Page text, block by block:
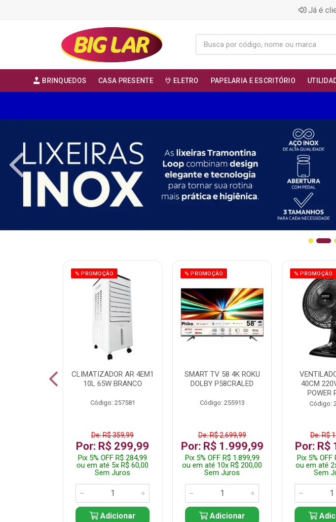
Já é
BRINQUEDOS CASA PRESENTE ELETRO PAPELARIA E ESCRITÓRIO
% PROMOÇÃO
CLIMATIZADOR AR 4EM1
10L 65W BRANCO
Código: 257581
De: R$ 359,99
Por: R$ 299,99
Pix 5% OFF R$ 284,99
ou em até 5x R$ 60,00
Sem Juros
Adicionar
% PROMOÇÃO
SMART TV 58 4K ROKU
DOLBY P58CRALED
Código: 255913
De: R$ 2.699,99
Por: R$ 1.999,99
Pix 5% OFF R$ 1.899,99
ou em até 10x R$ 200,00
Sem Juros
Adicionar
% PROMOÇÃO
40CM
POWER
Código:
De: R$
Por: R$
Pix 5% OFF
ou em até
Sem